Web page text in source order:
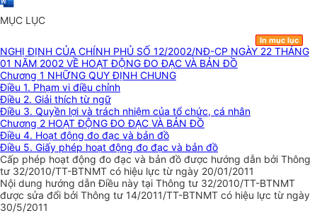
MỤC LỤC
In mục lục
NGHỊ ĐỊNH CỦA CHÍNH PHỦ SỐ 12/2002/NĐ-CP NGÀY 22 THÁNG
01 NĂM 2002 VỀ HOẠT ĐỘNG ĐO ĐẠC VÀ BẢN ĐỒ
Chương 1 NHỮNG QUY ĐỊNH CHUNG
Điều 1. Phạm vi điều chỉnh
Điều 2. Giải thích từ ngữ
Điều 3. Quyền lợi và trách nhiệm của tổ chức, cá nhân
Chương 2 HOẠT ĐỘNG ĐO ĐẠC VÀ BẢN ĐỒ
Điều 4. Hoạt động đo đạc và bản đồ
Điều 5. Giấy phép hoạt động đo đạc và bản đồ
Cấp phép hoạt động đo đạc và bản đồ được hướng dẫn bởi Thông
tư 32/2010/TT-BTNMT có hiệu lực từ ngày 20/01/2011
Nội dung hướng dẫn Điều này tại Thông tư 32/2010/TT-BTNMT
được sửa đổi bởi Thông tư 14/2011/TT-BTNMT có hiệu lực từ ngày
30/5/2011